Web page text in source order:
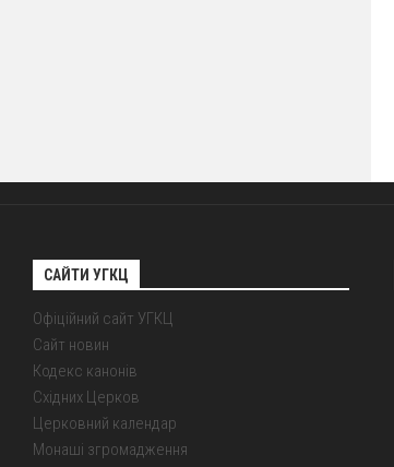
САЙТИ УГКЦ
Офіційний сайт УГКЦ
Сайт новин
Кодекс канонів
Східних Церков
Церковний календар
Монаші згромадження